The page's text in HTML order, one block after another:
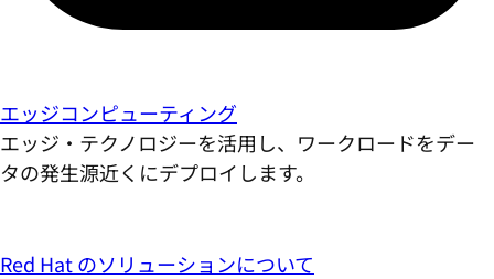
エッジコンピューティング
エッジ・テクノロジーを活用し、ワークロードをデー
タの発生源近くにデプロイします。
Red Hat のソリューションについて